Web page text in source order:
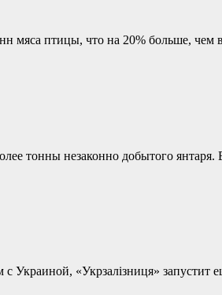
мяса птицы, что на 20% больше,
тонны незаконно добытого янтаря.
Украиной, «Укрзалізниця»